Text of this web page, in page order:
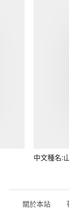
中文種名:
關於本站